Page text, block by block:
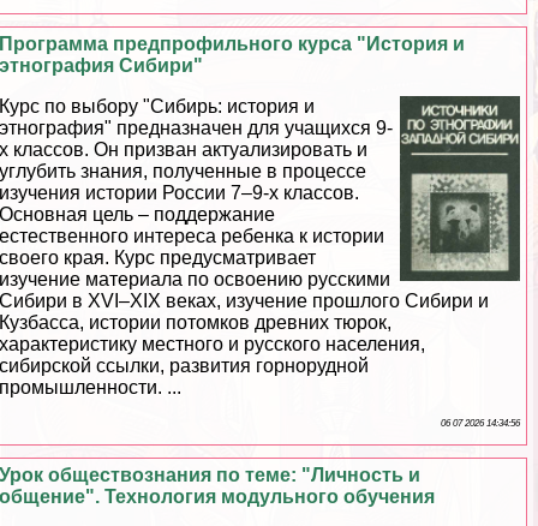
Программа предпрофильного курса "История и
этнография Сибири"
Курс по выбору "Сибирь: история и
этнография" предназначен для учащихся 9-
х классов. Он призван актуализировать и
углубить знания, полученные в процессе
изучения истории России 7–9-х классов.
Основная цель – поддержание
естественного интереса ребенка к истории
своего края. Курс предусматривает
изучение материала по освоению русскими
Сибири в XVI–XIX веках, изучение прошлого Сибири и
Кузбасса, истории потомков древних тюрок,
хаpaктеристику местного и русского населения,
сибирской ссылки, развития горнорудной
промышленности. ...
06 07 2026 14:34:56
Урок обществознания по теме: "Личность и
общение". Технология модульного обучения